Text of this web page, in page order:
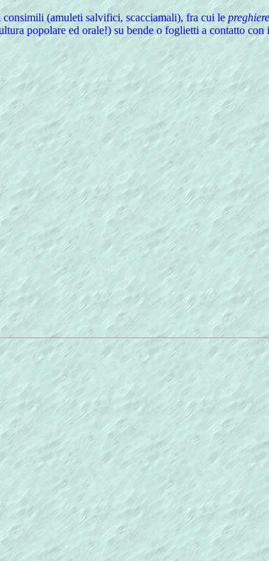
(amuleti salvifici, scacciamali), fra cui le preghiere
popolare ed orale!) su bende o foglietti a contatto con